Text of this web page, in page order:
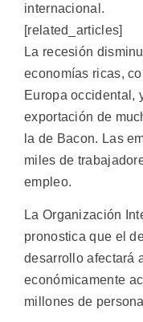
internacional.
[related_articles]
La recesión
economías ricas,
Europa occidental,
exportación de
la de Bacon. Las
miles de
empleo.
La Organización
pronostica que el
desarrollo afectará
económicamente
millones de